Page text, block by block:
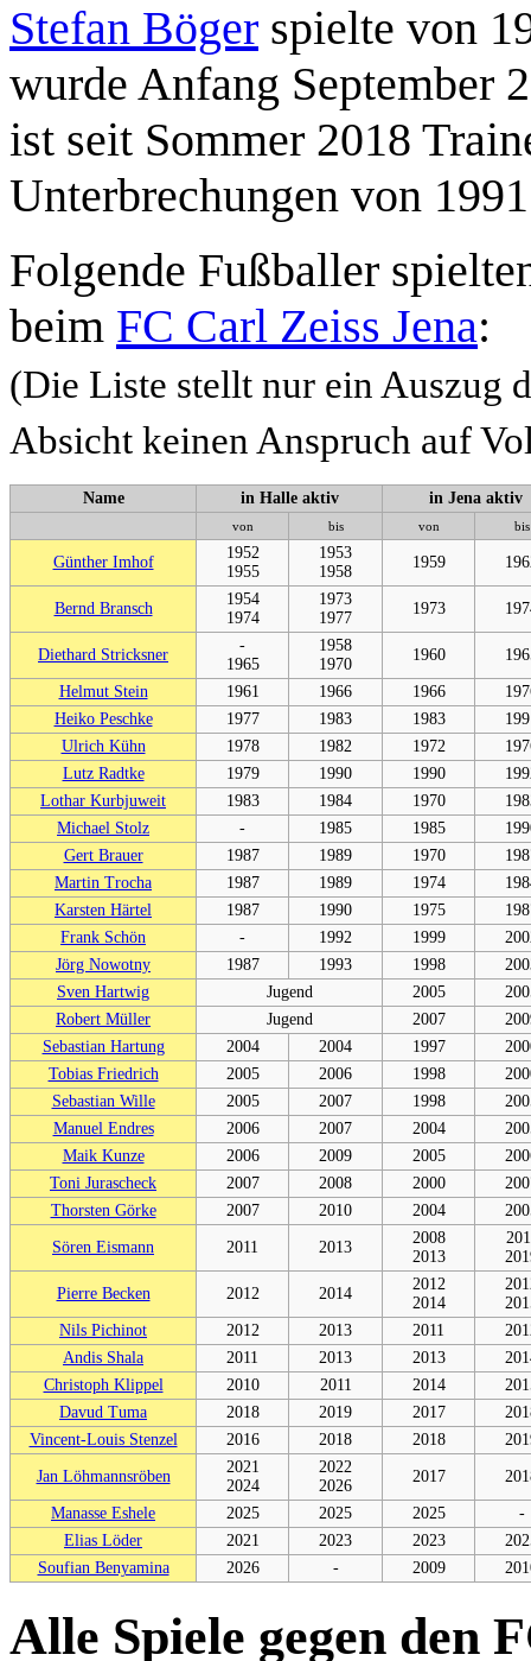
Stefan Böger spielte von
wurde Anfang September
ist seit Sommer 2018
Unterbrechungen von
Folgende Fußballer
beim FC Carl Zeiss Jena:
(Die Liste stellt nur ein Auszug
Absicht keinen Anspruch auf
Name in Halle aktiv in Jena aktiv
von bis von bis
Günther Imhof
1952
1955
1953
1958
1959
Bernd Bransch
1954
1974
1973
1977
1973
Diethard Stricksner
-
1965
1958
1970
1960
Helmut Stein 1961 1966 1966
Heiko Peschke
1977 1983 1983
Ulrich Kühn
1978 1982 1972
Lutz Radtke
1979 1990 1990
Lothar Kurbjuweit
1983 1984 1970
Michael Stolz
- 1985 1985
Gert Brauer
1987 1989 1970
Martin Trocha
1987 1989 1974
Karsten Härtel
1987 1990 1975
Frank Schön
- 1992 1999
Jörg Nowotny
1987 1993 1998
Sven Hartwig
Jugend 2005
Robert Müller
Jugend 2007
Sebastian Hartung
2004 2004 1997
Tobias Friedrich
2005 2006 1998
Sebastian Wille
2005 2007 1998
Manuel Endres
2006 2007 2004
Maik Kunze
2006 2009 2005
Toni Jurascheck
2007 2008 2000
Thorsten Görke
2007 2010 2004
Sören Eismann 2011 2013
2008
2013
Pierre Becken 2012 2014
2012
2014
Nils Pichinot
2012 2013 2011
Andis Shala
2011 2013 2013
Christoph Klippel
2010 2011 2014
Davud Tuma
2018 2019 2017
Vincent-Louis Stenzel
2016 2018 2018
Jan Löhmannsröben
2021
2024
2022
2026
2017
Manasse Eshele 2025 2025 2025
-
Elias Löder
2021 2023 2023
Soufian Benyamina
2026 - 2009
Alle Spiele gegen den